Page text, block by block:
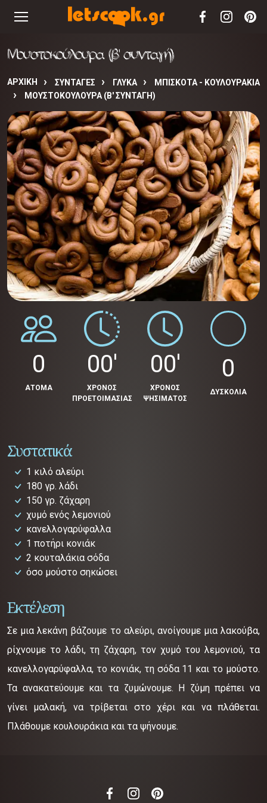
Μουστοκούλουρα (β' συνταγή)
ΑΡΧΙΚΉ ΣΥΝΤΑΓΈΣ ΓΛΥΚΑ
ΜΠΙΣΚΟΤΑ - ΚΟΥΛΟΥΡΑΚΙΑ
ΜΟΥΣΤΟΚΟΎΛΟΥΡΑ (Β' ΣΥΝΤΑΓΉ)
0
ΑΤΟΜΑ
00'
ΧΡΟΝΟΣ
ΠΡΟΕΤΟΙΜΑΣΙΑΣ
00'
ΧΡΟΝΟΣ
ΨΗΣΙΜΑΤΟΣ
0
ΔΥΣΚΟΛΙΑ
Συστατικά
1 κιλό αλεύρι
180 γρ. λάδι
150 γρ. ζάχαρη
χυμό ενός λεμονιού
κανελλογαρύφαλλα
1 ποτήρι κονιάκ
2 κουταλάκια σόδα
όσο μούστο σηκώσει
Εκτέλεση
Σε μια λεκάνη βάζουμε το αλεύρι, ανοίγουμε μια λακούβα,
ρίχνουμε το λάδι, τη ζάχαρη, τον χυμό του λεμονιού, τα
κανελλογαρύφαλλα, το κονιάκ, τη σόδα 11 και το μούστο.
Τα ανακατεύουμε και τα ζυμώνουμε. Η ζύμη πρέπει να
γίνει μαλακή, να τρίβεται στο χέρι και να πλάθεται.
Πλάθουμε κουλουράκια και τα ψήνουμε.